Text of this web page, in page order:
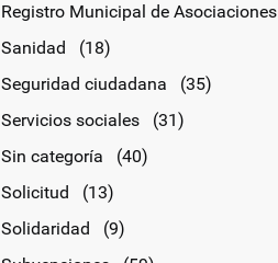
Registro Municipal de Asociaciones
Sanidad
(18)
Seguridad ciudadana
(35)
Servicios sociales
(31)
Sin categoría
(40)
Solicitud
(13)
Solidaridad
(9)